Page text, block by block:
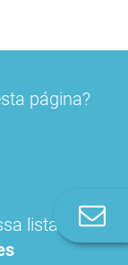
página?
lista de